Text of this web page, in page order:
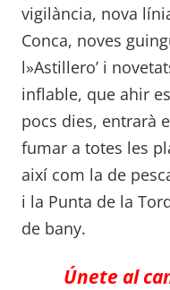
vigilància, nova
Conca, noves
l»Astillero’ i
inflable, que ahir
pocs dies, entrarà
fumar a totes les
així com la de
i la Punta de la
de bany.
Únete al